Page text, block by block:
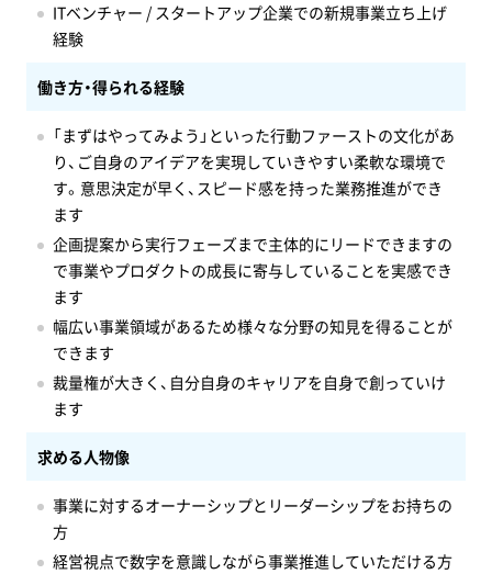
ITベンチャー / スタートアップ企業での新規事業立ち上げ
経験
働き方・得られる経験
「まずはやってみよう」といった行動ファーストの文化があ
り、ご自身のアイデアを実現していきやすい柔軟な環境で
す。意思決定が早く、スピード感を持った業務推進ができ
ます
企画提案から実行フェーズまで主体的にリードできますの
で事業やプロダクトの成長に寄与していることを実感でき
ます
幅広い事業領域があるため様々な分野の知見を得ることが
できます
裁量権が大きく、自分自身のキャリアを自身で創っていけ
ます
求める人物像
事業に対するオーナーシップとリーダーシップをお持ちの
方
経営視点で数字を意識しながら事業推進していただける方